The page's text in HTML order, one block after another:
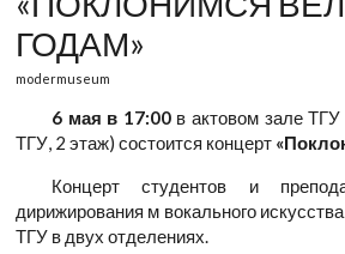
ГОДАМ»
modermuseum
6 мая в 17:00в актовом зале ТГУ
ТГУ, 2 этаж) состоится концерт
Концерт студентов и
дирижирования м вокального
ТГУ в двух отделениях.